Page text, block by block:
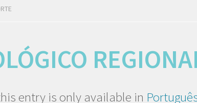
entry is only available in